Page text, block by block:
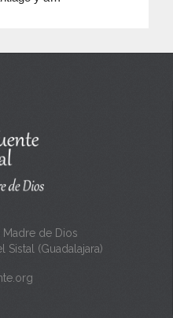
de Dios
Sistal (Guadalajara)